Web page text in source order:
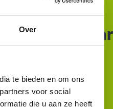
Over
te bieden en om ons
voor social
die u aan ze heeft
de Maas, naar